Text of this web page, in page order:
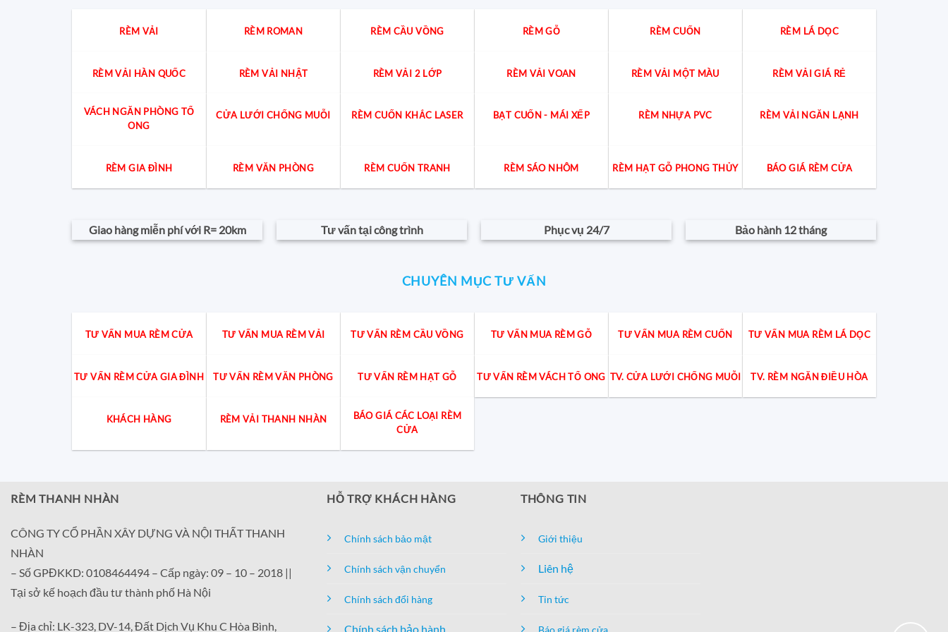
RÈM VẢI RÈM ROMAN RÈM CẦU VỒNG RÈM GỖ RÈM CUỐN RÈM LÁ DỌC
RÈM VẢI HÀN QUỐC RÈM VẢI NHẬT RÈM VẢI 2 LỚP RÈM VẢI VOAN RÈM VẢI MỘT MÀU RÈM VẢI GIÁ RẺ
VÁCH NGĂN PHÒNG TỔ
ONG
CỬA LƯỚI CHỐNG MUỖI RÈM CUỐN KHẮC LASER BẠT CUỐN - MÁI XẾP RÈM NHỰA PVC RÈM VẢI NGĂN LẠNH
RÈM GIA ĐÌNH RÈM VĂN PHÒNG RÈM CUỐN TRANH RÈM SÁO NHÔM RÈM HẠT GỖ PHONG THỦY BÁO GIÁ RÈM CỬA
Giao hàng miễn phí với R= 20km Tư vấn tại công trình Phục vụ 24/7 Bảo hành 12 tháng
CHUYÊN MỤC TƯ VẤN
TƯ VẤN MUA RÈM CỬA TƯ VẤN MUA RÈM VẢI TƯ VẤN RÈM CẦU VỒNG TƯ VẤN MUA RÈM GỖ TƯ VẤN MUA RÈM CUỐN TƯ VẤN MUA RÈM LÁ DỌC
TƯ VẤN RÈM CỬA GIA ĐÌNH TƯ VẤN RÈM VĂN PHÒNG TƯ VẤN RÈM HẠT GỖ TƯ VẤN RÈM VÁCH TỔ ONG TV. CỬA LƯỚI CHỐNG MUỖI TV. RÈM NGĂN ĐIỀU HÒA
KHÁCH HÀNG RÈM VẢI THANH NHÀN
BÁO GIÁ CÁC LOẠI RÈM
CỬA
RÈM THANH NHÀN
CÔNG TY CỔ PHẦN XÂY DỰNG VÀ NỘI THẤT THANH
NHÀN
– Số GPĐKKD: 0108464494 – Cấp ngày: 09 – 10 – 2018 ||
Tại sở kế hoạch đầu tư thành phố Hà Nội
– Địa chỉ: LK-323, DV-14, Đất Dịch Vụ Khu C Hòa Bình,
HỖ TRỢ KHÁCH HÀNG
Chính sách bảo mật
Chính sách vận chuyển
Chính sách đổi hàng
Chính sách bảo hành
THÔNG TIN
Giới thiệu
Liên hệ
Tin tức
Báo giá rèm cửa